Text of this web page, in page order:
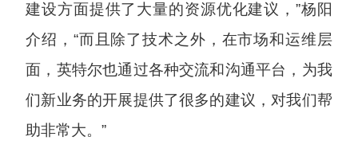
建设方面提供了大量的资源优化建议，”杨阳
介绍，“而且除了技术之外，在市场和运维层
面，英特尔也通过各种交流和沟通平台，为我
们新业务的开展提供了很多的建议，对我们帮
助非常大。”